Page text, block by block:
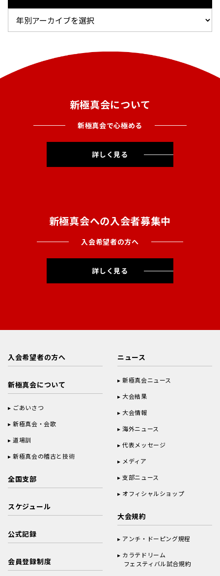
新極真会について
新極真会で心極める
詳しく見る
新極真会への入会者募集中
入会希望者の方へ
詳しく見る
入会希望者の方へ
新極真会について
ごあいさつ
新極真会・会歌
道場訓
新極真会の稽古と技術
全国支部
スケジュール
公式記録
会員登録制度
ニュース
新極真会ニュース
大会結果
大会情報
海外ニュース
代表メッセージ
メディア
支部ニュース
オフィシャルショップ
大会規約
アンチ・ドーピング規程
カラテドリーム
フェスティバル試合規約